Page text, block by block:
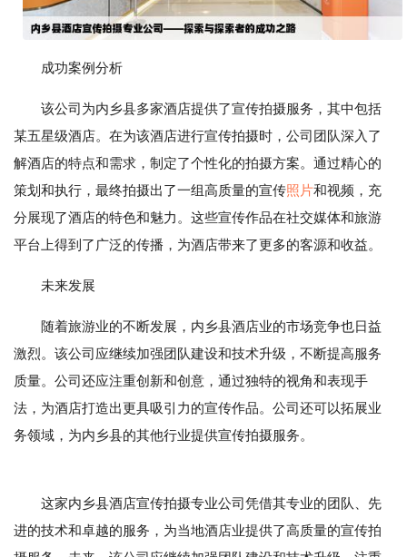
成功案例分析
该公司为内乡县多家酒店提供了宣传拍摄服务，其中包括
某五星级酒店。在为该酒店进行宣传拍摄时，公司团队深入了
解酒店的特点和需求，制定了个性化的拍摄方案。通过精心的
策划和执行，最终拍摄出了一组高质量的宣传照片和视频，充
分展现了酒店的特色和魅力。这些宣传作品在社交媒体和旅游
平台上得到了广泛的传播，为酒店带来了更多的客源和收益。
未来发展
随着旅游业的不断发展，内乡县酒店业的市场竞争也日益
激烈。该公司应继续加强团队建设和技术升级，不断提高服务
质量。公司还应注重创新和创意，通过独特的视角和表现手
法，为酒店打造出更具吸引力的宣传作品。公司还可以拓展业
务领域，为内乡县的其他行业提供宣传拍摄服务。
这家内乡县酒店宣传拍摄专业公司凭借其专业的团队、先
进的技术和卓越的服务，为当地酒店业提供了高质量的宣传拍